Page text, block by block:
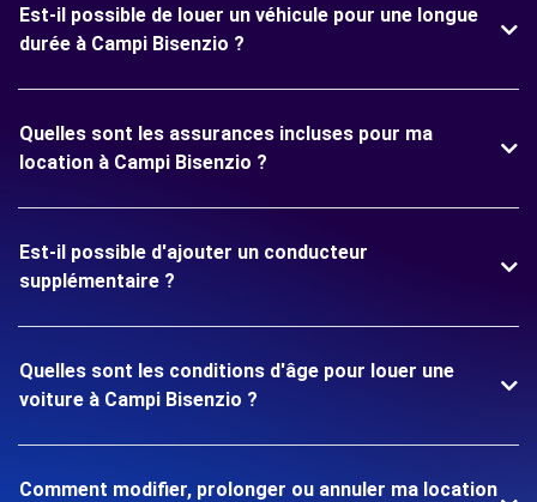
Est-il possible de louer un véhicule pour une longue
durée à Campi Bisenzio ?
Quelles sont les assurances incluses pour ma
location à Campi Bisenzio ?
Est-il possible d'ajouter un conducteur
supplémentaire ?
Quelles sont les conditions d'âge pour louer une
voiture à Campi Bisenzio ?
Comment modifier, prolonger ou annuler ma location